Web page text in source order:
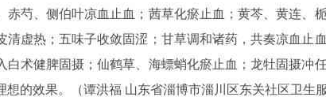
赤芍、侧伯叶凉血止血；茜草化瘀止血；黄芩、黄连、
清虚热；五味子收敛固涩；甘草调和诸药，共奏凉血止
白术健脾固摄；仙鹤草、海螵蛸化瘀止血；龙牡固摄冲
想的效果。（谭洪福 山东省淄博市淄川区东关社区卫生服